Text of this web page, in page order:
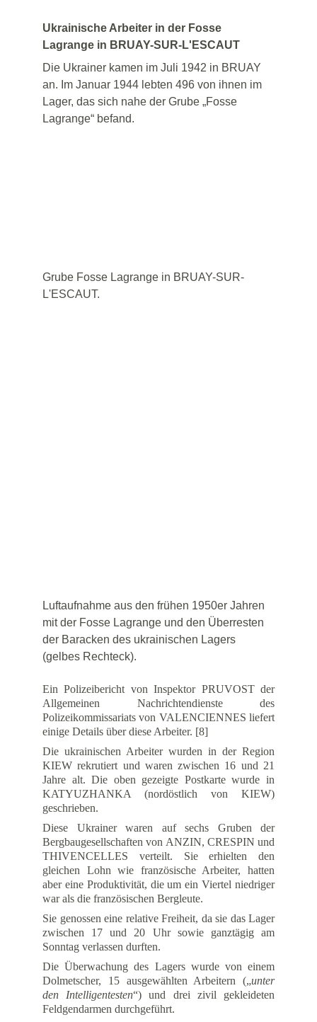
Ukrainische Arbeiter in der Fosse
Lagrange in BRUAY-SUR-L'ESCAUT
Die Ukrainer kamen im Juli 1942 in BRUAY
an. Im Januar 1944 lebten 496 von ihnen im
Lager, das sich nahe der Grube „Fosse
Lagrange“ befand.
Grube Fosse Lagrange in BRUAY-SUR-
L'ESCAUT.
Luftaufnahme aus den frühen 1950er Jahren
mit der Fosse Lagrange und den Überresten
der Baracken des ukrainischen Lagers
(gelbes Rechteck).
Ein Polizeibericht von Inspektor PRUVOST der
Allgemeinen Nachrichtendienste des
Polizeikommissariats von VALENCIENNES liefert
einige Details über diese Arbeiter. [8]
Die ukrainischen Arbeiter wurden in der Region
KIEW rekrutiert und waren zwischen 16 und 21
Jahre alt. Die oben gezeigte Postkarte wurde in
KATYUZHANKA (nordöstlich von KIEW)
geschrieben.
Diese Ukrainer waren auf sechs Gruben der
Bergbaugesellschaften von ANZIN, CRESPIN und
THIVENCELLES verteilt. Sie erhielten den
gleichen Lohn wie französische Arbeiter, hatten
aber eine Produktivität, die um ein Viertel niedriger
war als die französischen Bergleute.
Sie genossen eine relative Freiheit, da sie das Lager
zwischen 17 und 20 Uhr sowie ganztägig am
Sonntag verlassen durften.
Die Überwachung des Lagers wurde von einem
Dolmetscher, 15 ausgewählten Arbeitern („unter
den Intelligentesten“) und drei zivil gekleideten
Feldgendarmen durchgeführt.